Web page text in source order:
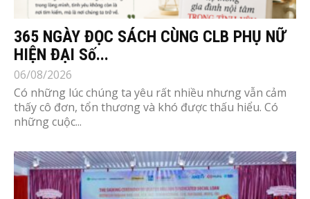
365 NGÀY ĐỌC SÁCH CÙNG CLB PHỤ NỮ
HIỆN ĐẠI Số...
06/08/2026
Có những lúc chúng ta yêu rất nhiều nhưng vẫn cảm
thấy cô đơn, tổn thương và khó được thấu hiểu. Có
những cuộc...